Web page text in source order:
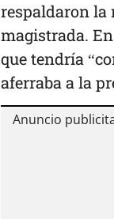
respaldaron la
magistrada. En
que tendría
aferraba a la